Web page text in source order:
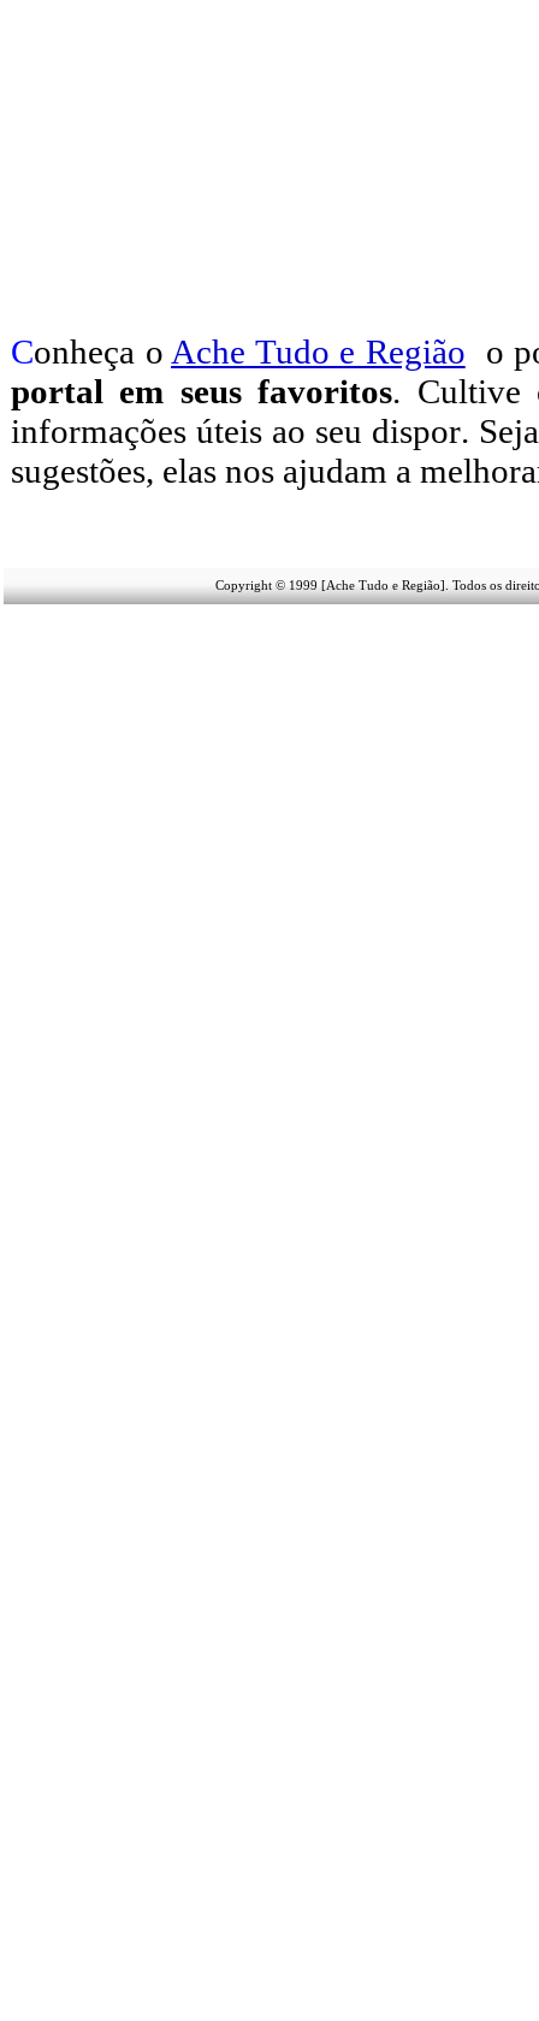
Conheça o Ache Tudo e Região o
portal em seus favoritos. Cultive
informações úteisao seu dispor.
sugestões, elas nos ajudam a
Copyright © 1999 [Ache Tudo e Região]. Todos os